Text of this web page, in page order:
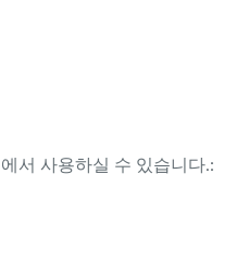
서 사용하실 수 있습니다.: